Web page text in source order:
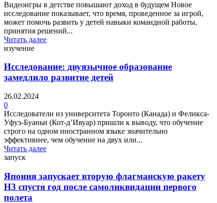
Видеоигры в детстве повышают доход в будущем Новое
исследование показывает, что время, проведенное за игрой,
может помочь развить у детей навыки командной работы,
принятия решений...
Читать далее
изучение
Исследование: двуязычное образование
замедлило развитие детей
26.02.2024
0
Исследователи из университета Торонто (Канада) и Феликса-
Уфуэ-Буаньи (Кот-д’Ивуар) пришли к выводу, что обучение
строго на одном иностранном языке значительно
эффективнее, чем обучение на двух или...
Читать далее
запуск
Япония запускает вторую флагманскую ракету
H3 спустя год после самоликвидации первого
полета